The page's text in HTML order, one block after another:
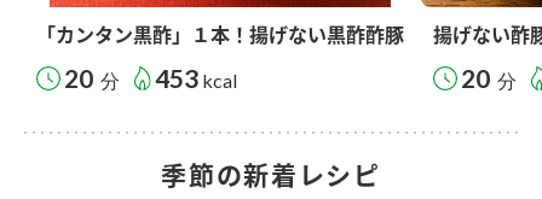
「カンタン黒酢」１本！揚げない黒酢酢豚
20 分 453 kcal
揚げない酢
20 分
季節の新着レシピ